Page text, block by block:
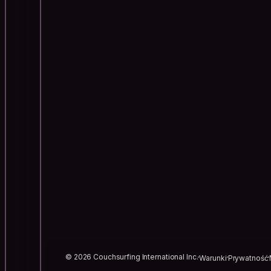
© 2026 Couchsurfing International Inc.WarunkiPrywatność